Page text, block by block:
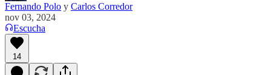
Fernando Polo y Carlos Corredor
nov 03, 2024
Escucha
14